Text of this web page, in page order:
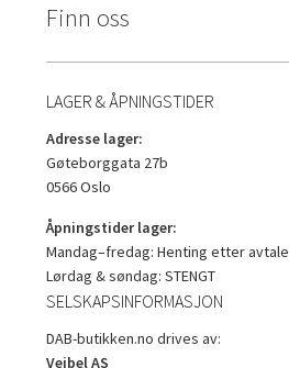
Finn oss
LAGER & ÅPNINGSTIDER
Adresse lager:
Gøteborggata 27b
0566 Oslo
Åpningstider lager:
Mandag–fredag: Henting etter avtale
Lørdag & søndag: STENGT
SELSKAPSINFORMASJON
DAB-butikken.no drives av:
Veibel AS